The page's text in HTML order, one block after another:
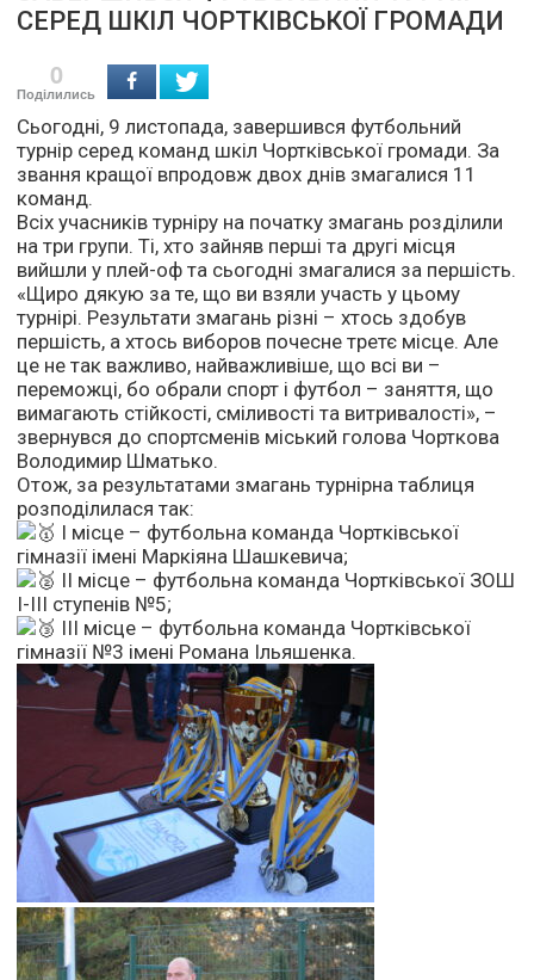
СЕРЕД ШКІЛ ЧОРТКІВСЬКОЇ ГРОМАДИ
0
Поділились
Сьогодні, 9 листопада, завершився футбольний
турнір серед команд шкіл Чортківської громади. За
звання кращої впродовж двох днів змагалися 11
команд.
Всіх учасників турніру на початку змагань розділили
на три групи. Ті, хто зайняв перші та другі місця
вийшли у плей-оф та сьогодні змагалися за першість.
«Щиро дякую за те, що ви взяли участь у цьому
турнірі. Результати змагань різні – хтось здобув
першість, а хтось виборов почесне третє місце. Але
це не так важливо, найважливіше, що всі ви –
переможці, бо обрали спорт і футбол – заняття, що
вимагають стійкості, сміливості та витривалості», –
звернувся до спортсменів міський голова Чорткова
Володимир Шматько.
Отож, за результатами змагань турнірна таблиця
розподілилася так:
І місце – футбольна команда Чортківської
гімназії імені Маркіяна Шашкевича;
ІІ місце – футбольна команда Чортківської ЗОШ
І-ІІІ ступенів №5;
ІІІ місце – футбольна команда Чортківської
гімназії №3 імені Романа Ільяшенка.